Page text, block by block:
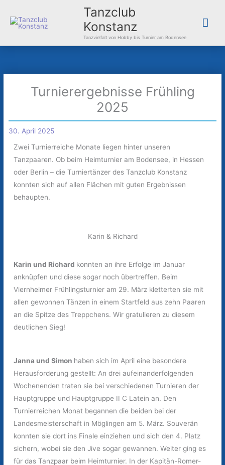
Inhalt
springen
Tanzclub
Konstanz
Tanzvielfalt von Hobby bis Turnier am Bodensee
Turnierergebnisse Frühling
2025
30. April 2025
Zwei Turnierreiche Monate liegen hinter unseren
Tanzpaaren. Ob beim Heimturnier am Bodensee, in Hessen
oder Berlin – die Turniertänzer des Tanzclub Konstanz
konnten sich auf allen Flächen mit guten Ergebnissen
behaupten.
Karin & Richard
Karin und Richard konnten an ihre Erfolge im Januar
anknüpfen und diese sogar noch übertreffen. Beim
Viernheimer Frühlingsturnier am 29. März kletterten sie mit
allen gewonnen Tänzen in einem Startfeld aus zehn Paaren
an die Spitze des Treppchens. Wir gratulieren zu diesem
deutlichen Sieg!
Janna und Simon haben sich im April eine besondere
Herausforderung gestellt: An drei aufeinanderfolgenden
Wochenenden traten sie bei verschiedenen Turnieren der
Hauptgruppe und Hauptgruppe II C Latein an. Den
Turnierreichen Monat begannen die beiden bei der
Landesmeisterschaft in Möglingen am 5. März. Souverän
konnten sie dort ins Finale einziehen und sich den 4. Platz
sichern, wobei sie den Jive sogar gewannen. Weiter ging es
für das Tanzpaar beim Heimturnier. In der Kapitän-Romer-